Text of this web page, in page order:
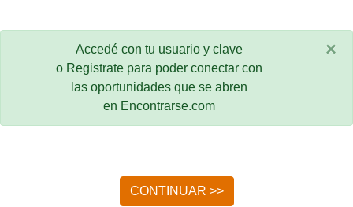
Accedé con tu usuario y clave
o Registrate para poder conectar con
las oportunidades que se abren
en Encontrarse.com
×
CONTINUAR >>